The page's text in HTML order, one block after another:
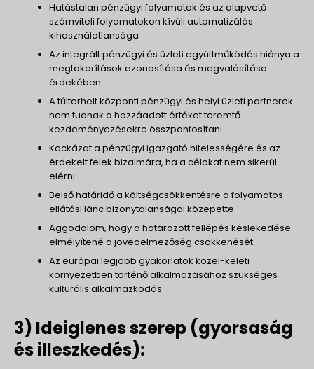
Hatástalan pénzügyi folyamatok és az alapvető
számviteli folyamatokon kívüli automatizálás
kihasználatlansága
Az integrált pénzügyi és üzleti együttműködés hiánya a
megtakarítások azonosítása és megvalósítása
érdekében
A túlterhelt központi pénzügyi és helyi üzleti partnerek
nem tudnak a hozzáadott értéket teremtő
kezdeményezésekre összpontosítani.
Kockázat a pénzügyi igazgató hitelességére és az
érdekelt felek bizalmára, ha a célokat nem sikerül
elérni
Belső határidő a költségcsökkentésre a folyamatos
ellátási lánc bizonytalanságai közepette
Aggodalom, hogy a határozott fellépés késlekedése
elmélyítené a jövedelmezőség csökkenését
Az európai legjobb gyakorlatok közel-keleti
környezetben történő alkalmazásához szükséges
kulturális alkalmazkodás
3) Ideiglenes szerep (gyorsaság
és illeszkedés):